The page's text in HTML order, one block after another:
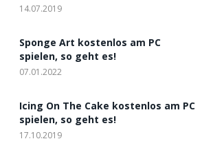
14.07.2019
Sponge Art kostenlos am PC
spielen, so geht es!
07.01.2022
Icing On The Cake kostenlos am PC
spielen, so geht es!
17.10.2019